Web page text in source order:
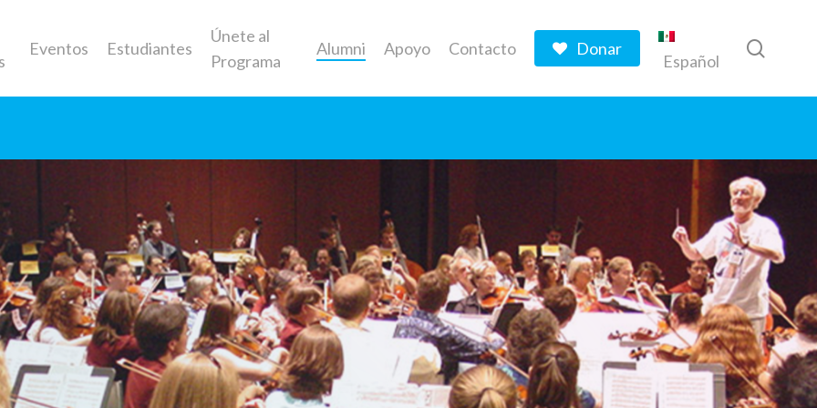
Eventos Estudiantes
Únete al
Programa
Alumni Apoyo Contacto Donar
Español